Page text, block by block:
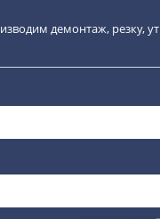
демонтаж, резку,